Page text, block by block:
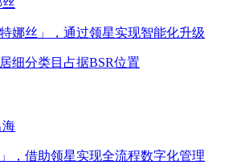
娜丝」，通过领星实现智能化升级
细分类目占据BSR位置
，借助领星实现全流程数字化管理